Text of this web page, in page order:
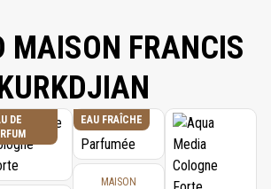
MAISON FRANCIS
DE
EAU FRAÎCHE
MAISON